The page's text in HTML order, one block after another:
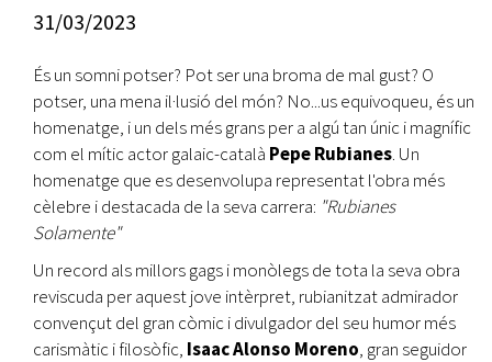
31/03/2023
És un somni potser? Pot ser una broma de mal gust? O
potser, una mena il·lusió del món? No...us equivoqueu, és un
homenatge, i un dels més grans per a algú tan únic i magnífic
com el mític actor galaic-català Pepe Rubianes. Un
homenatge que es desenvolupa representat l'obra més
cèlebre i destacada de la seva carrera: "Rubianes
Solamente"
Un record als millors gags i monòlegs de tota la seva obra
reviscuda per aquest jove intèrpret, rubianitzat admirador
convençut del gran còmic i divulgador del seu humor més
carismàtic i filosòfic, Isaac Alonso Moreno, gran seguidor